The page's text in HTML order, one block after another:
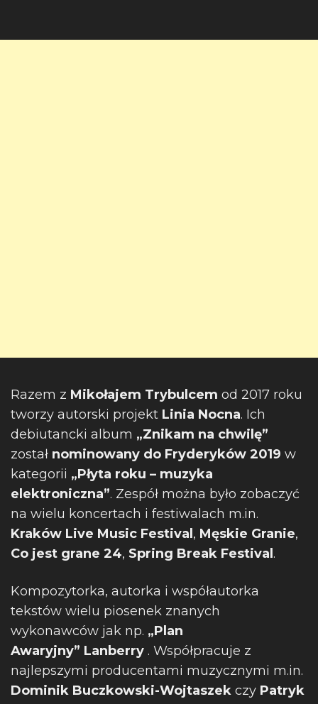
Razem z Mikołajem Trybulcem od 2017 roku
tworzy autorski projekt Linia Nocna. Ich
debiutancki album „Znikam na chwilę”
został nominowany do Fryderyków 2019 w
kategorii „Płyta roku – muzyka
elektroniczna”. Zespół można było zobaczyć
na wielu koncertach i festiwalach m.in.
Kraków Live Music Festival , Męskie Granie,
Co jest grane 24, Spring Break Festival .
Kompozytorka, autorka i współautorka
tekstów wielu piosenek znanych
wykonawców jak np. „Plan
Awaryjny” Lanberry . Współpracuje z
najlepszymi producentami muzycznymi m.in.
Dominik Buczkowski-Wojtaszek czy Patryk